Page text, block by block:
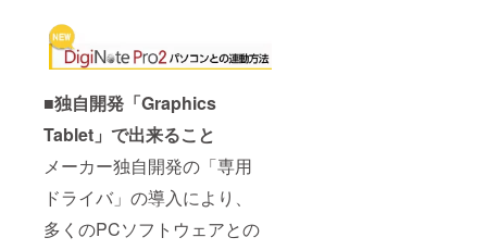
■独自開発「Graphics
Tablet」で出来ること
メーカー独自開発の「専用
ドライバ」の導入により、
多くのPCソフトウェアとの